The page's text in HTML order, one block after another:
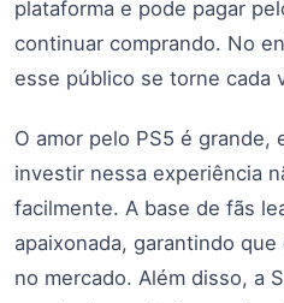
plataforma e pode pagar
continuar comprando. No
esse público se torne cada
O amor pelo PS5 é grande,
investir nessa experiência
facilmente. A base de fãs
apaixonada, garantindo
no mercado. Além disso, a